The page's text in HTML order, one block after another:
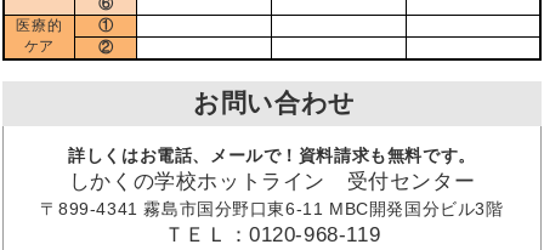
⑥
医療的
ケア
①
②
お問い合わせ
詳しくはお電話、メールで！資料請求も無料です。
しかくの学校ホットライン 受付センター
〒899-4341 霧島市国分野口東6-11 MBC開発国分ビル3階
ＴＥＬ：0120-968-119